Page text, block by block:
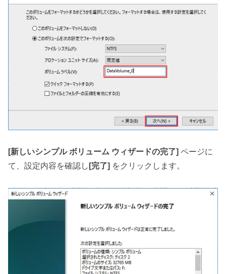
[新しいシンプル ボリューム ウィザードの完了] ページに
て、設定内容を確認し [完了] をクリックします。